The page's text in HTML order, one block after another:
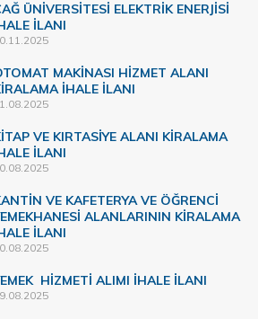
ÜNİVERSİTESİ ELEKTRİK ENERJİSİ
İLANI
MAKİNASI HİZMET ALANI
İHALE İLANI
VE KIRTASİYE ALANI KİRALAMA
İLANI
VE KAFETERYA VE ÖĞRENCİ
ALANLARININ KİRALAMA
İLANI
HİZMETİ ALIMI İHALE İLANI